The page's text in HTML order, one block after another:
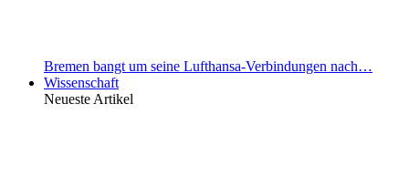
Bremen bangt um seine Lufthansa-Verbindungen nach…
Wissenschaft
Neueste Artikel